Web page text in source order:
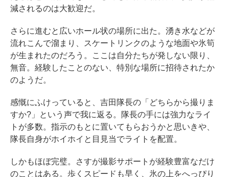
減されるのは大歓迎だ。
さらに進むと広いホール状の場所に出た。湧き水などが
流れこんで溜まり、スケートリンクのような地面や氷筍
が生まれたのだろう。ここは自分たちが発しない限り、
無音。経験したことのない、特別な場所に招待されたか
のようだ。
感慨にふけっていると、吉田隊長の「どちらから撮りま
すか?」という声で我に返る。隊長の手には強力なライ
トが多数。指示のもとに置いてもらおうかと思いきや、
隊長自身がホイホイと目見当でライトを配置。
しかもほぼ完璧。さすが撮影サポートが経験豊富なだけ
のことはある。歩くスピードも早く、氷の上をへっぴり